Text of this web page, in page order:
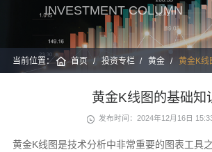
INVESTMENT COLUMN
当前位置： 首页 投资专栏 黄金 黄金K线
黄金K线图的基础知
发布时间：2024年12月16日
黄金K线图是技术分析中非常重要的图表工具